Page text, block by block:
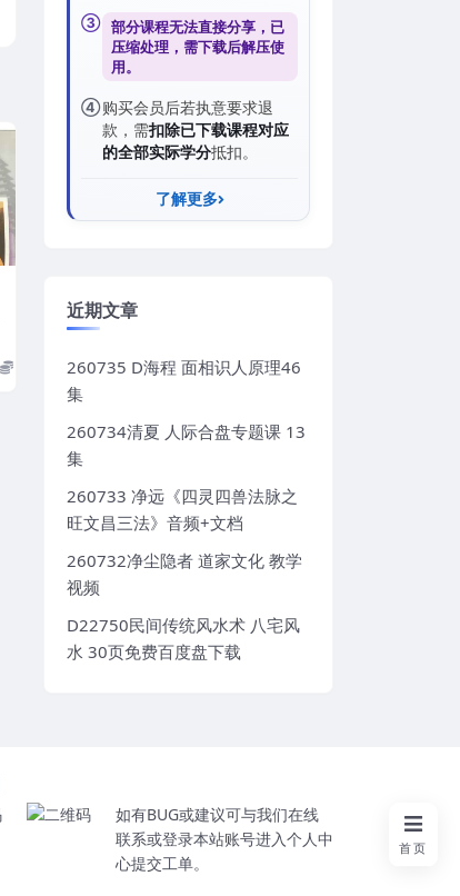
③ 部分课程无法直接分享，已
压缩处理，需下载后解压使
用。
④购买会员后若执意要求退
款，需扣除已下载课程对应
的全部实际学分抵扣。
了解更多
近期文章
260735 D海程 面相识人原理46
集
260734清夏 人际合盘专题课 13
集
260733 净远《四灵四兽法脉之
旺文昌三法》音频+文档
260732净尘隐者 道家文化 教学
视频
D22750民间传统风水术 八宅风
水 30页免费百度盘下载
如有BUG或建议可与我们在线
联系或登录本站账号进入个人中
心提交工单。
首页